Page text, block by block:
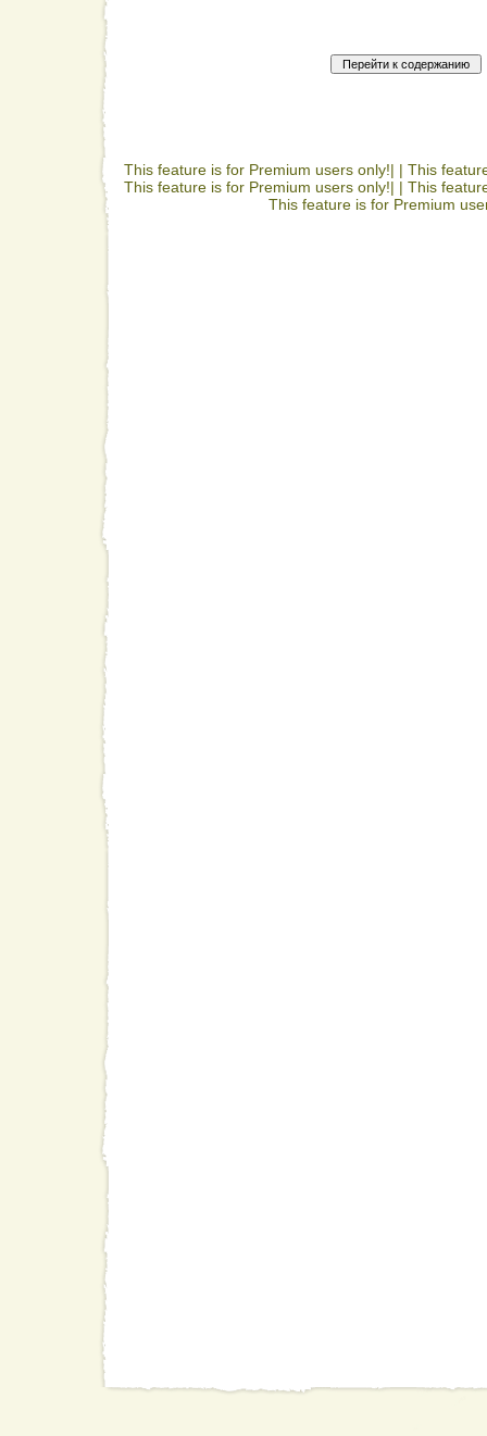
This feature is for Premium users only!| | This
This feature is for Premium users only!| | This
This feature is for Premium